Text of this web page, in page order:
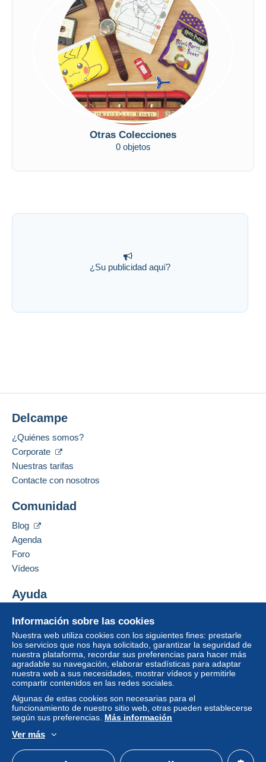
¿Su publicidad aquí?
Otras Colecciones
0 objetos
Información sobre las cookies
Nuestra web utiliza cookies con los siguientes fines: prestarle
los servicios que nos haya solicitado, garantizar la seguridad de
nuestra plataforma, recordar sus preferencias para hacer más
agradable su navegación, elaborar estadísticas para adaptar
nuestra web a sus necesidades, mostrar vídeos y permitirle
compartir contenidos en las redes sociales.
Algunas de estas cookies son necesarias para el
funcionamiento de nuestro sitio web, otras pueden establecerse
según sus preferencias. Más información
Ver más
Delcampe
¿Quiénes somos?
Corporate
Nuestras tarifas
Contacte con nosotros
Comunidad
Blog
Agenda
Foro
Vídeos
Ayuda
Comprar en Delcampe
Vender en Delcampe
Una página securizada